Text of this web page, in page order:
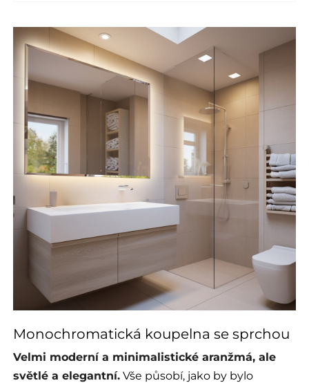
Monochromatická koupelna se sprchou
Velmi moderní a minimalistické aranžmá, ale
světlé a elegantní. Vše působí, jako by bylo